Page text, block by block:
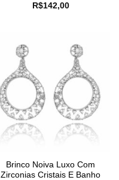
R$142,00
Brinco Noiva Luxo Com
Zirconias Cristais E Banho